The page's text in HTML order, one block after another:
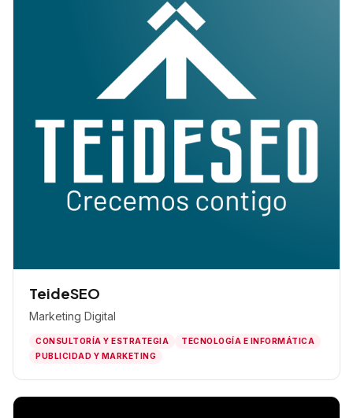
TeideSEO
Marketing Digital
CONSULTORÍA Y ESTRATEGIA
TECNOLOGÍA E INFORMÁTICA
PUBLICIDAD Y MARKETING